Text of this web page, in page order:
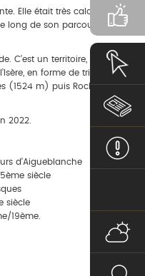
Elle était très calcaire et
long de son parcours des
C’est un territoire, de 1967
en forme de triangle
(1524 m) puis Roche Plate
2022.
d’Aigueblanche
siècle
siècle
19ème.